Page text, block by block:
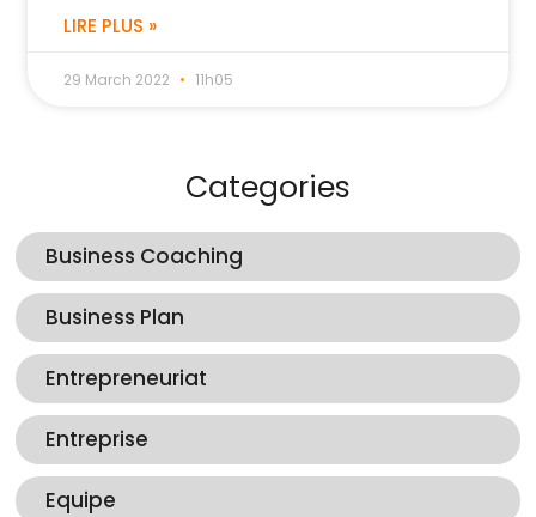
LIRE PLUS »
29 March 2022 11h05
Categories
Business Coaching
Business Plan
Entrepreneuriat
Entreprise
Equipe